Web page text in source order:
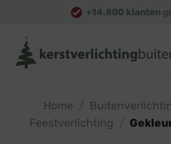
content
+14.800 klanten
Home
Feestverlichting